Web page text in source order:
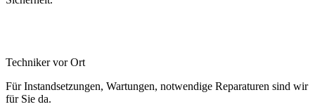
Techniker vor Ort
Für Instandsetzungen, Wartungen, notwendige Reparaturen sind wir
für Sie da.